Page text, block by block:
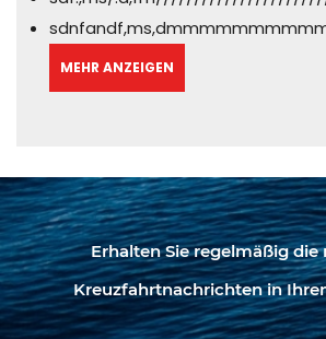
MEHR ANZEIGEN
Erhalten Sie regelmäßig die
Kreuzfahrtnachrichten in